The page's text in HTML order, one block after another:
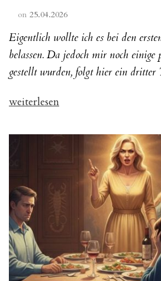
on 25.04.2026
Eigentlich wollte ich es bei den
belassen. Da jedoch mir noch einige
gestellt wurden, folgt hier ein dritter
„Narzisstische
Teil
weiterlesen